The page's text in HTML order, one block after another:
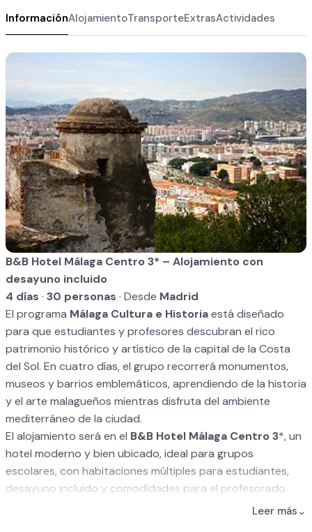
InformaciónAlojamientoTransporteExtrasActividades
B&B Hotel Málaga Centro 3* – Alojamiento con
desayuno incluido
4 días · 30 personas · Desde Madrid
El programa Málaga Cultura e Historiaestá diseñado
para que estudiantes y profesores descubran el rico
patrimonio histórico y artístico de la capital de la Costa
del Sol. En cuatro días, el grupo recorrerá monumentos,
museos y barrios emblemáticos, aprendiendo de la historia
y el arte malagueños mientras disfruta del ambiente
mediterráneo de la ciudad.
El alojamiento será en el B&B Hotel Málaga Centro 3*, un
hotel moderno y bien ubicado, ideal para grupos
escolares, con habitaciones múltiples para estudiantes,
desayuno incluido y comodidades para el profesorado.
Leer más ⌄